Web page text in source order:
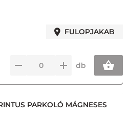
FULOPJAKAB
db
PARKOLÓ MÁGNESES